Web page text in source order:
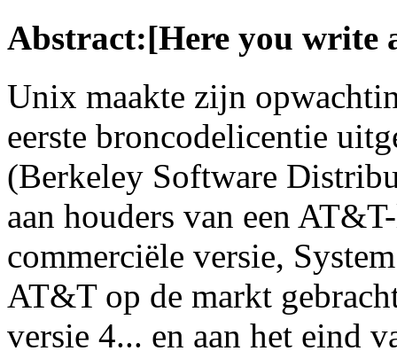
Abstract:[Here you write
Unix maakte zijn
eerste broncodelicentie
(Berkeley Software
aan houders van een
commerciële versie,
AT&T op de markt
versie 4... en aan het eind